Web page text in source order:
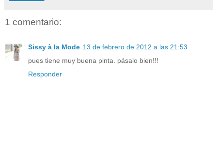
1 comentario:
Sissy à la Mode 13 de febrero de 2012 a las 21:53
pues tiene muy buena pinta. pásalo bien!!!
Responder